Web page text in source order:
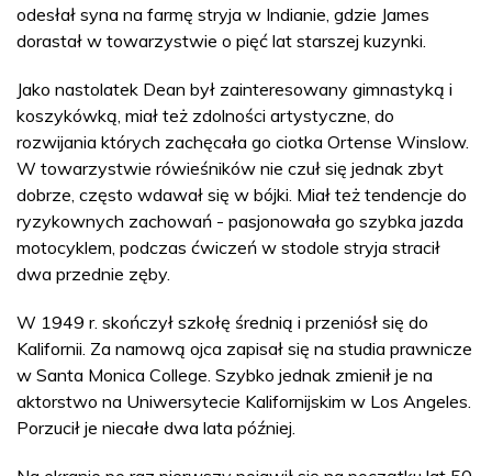
odesłał syna na farmę stryja w Indianie, gdzie James
dorastał w towarzystwie o pięć lat starszej kuzynki.
Jako nastolatek Dean był zainteresowany gimnastyką i
koszykówką, miał też zdolności artystyczne, do
rozwijania których zachęcała go ciotka Ortense Winslow.
W towarzystwie rówieśników nie czuł się jednak zbyt
dobrze, często wdawał się w bójki. Miał też tendencje do
ryzykownych zachowań - pasjonowała go szybka jazda
motocyklem, podczas ćwiczeń w stodole stryja stracił
dwa przednie zęby.
W 1949 r. skończył szkołę średnią i przeniósł się do
Kalifornii. Za namową ojca zapisał się na studia prawnicze
w Santa Monica College. Szybko jednak zmienił je na
aktorstwo na Uniwersytecie Kalifornijskim w Los Angeles.
Porzucił je niecałe dwa lata później.